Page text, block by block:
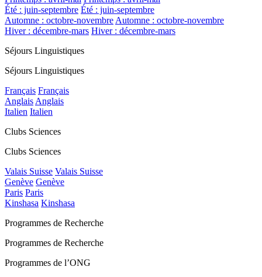
Été : juin-septembre Été : juin-septembre
Automne : octobre-novembre Automne : octobre-novembre
Hiver : décembre-mars Hiver : décembre-mars
Séjours Linguistiques
Séjours Linguistiques
Français Français
Anglais Anglais
Italien Italien
Clubs Sciences
Clubs Sciences
Valais Suisse Valais Suisse
Genève Genève
Paris Paris
Kinshasa Kinshasa
Programmes de Recherche
Programmes de Recherche
Programmes de l’ONG